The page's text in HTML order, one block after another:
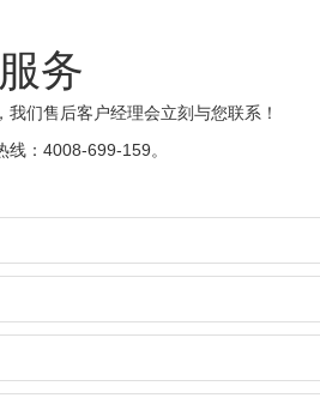
务
们售后客户经理会立刻与您联系！
线：4008-699-159。